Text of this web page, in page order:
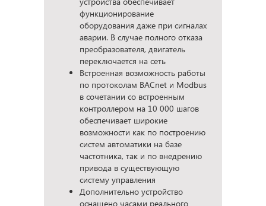
функционирование
оборудования даже при сигналах
аварии. В случае полного отказа
преобразователя, двигатель
переключается на сеть
Встроенная возможность работы
по протоколам BACnet и Modbus
в сочетании со встроенным
контроллером на 10 000 шагов
обеспечивает широкие
возможности как по построению
систем автоматики на базе
частотника, так и по внедрению
привода в существующую
систему управления
Дополнительно устройство
оснащено часами реального